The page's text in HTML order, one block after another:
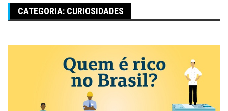
CATEGORIA: CURIOSIDADES